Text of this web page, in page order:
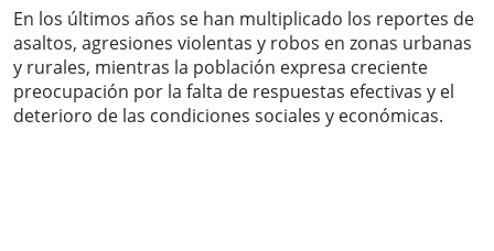
En los últimos años se han multiplicado los reportes de
asaltos, agresiones violentas y robos en zonas urbanas
y rurales, mientras la población expresa creciente
preocupación por la falta de respuestas efectivas y el
deterioro de las condiciones sociales y económicas.